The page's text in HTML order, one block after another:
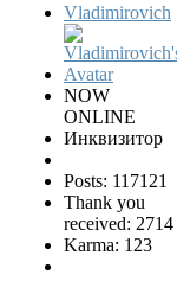
Vladimirovich
NOW
ONLINE
Инквизитор
Posts: 117121
Thank you
received: 2714
Karma: 123